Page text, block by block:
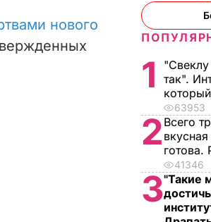
нового
1
"Свеклу
так".
63953
2 Всего
готова.
41346
3"Такие